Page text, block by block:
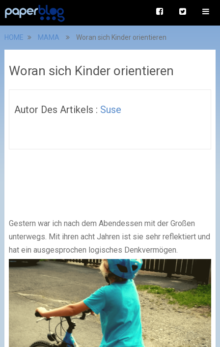
HOME MAMA Woran sich Kinder orientieren
Woran sich Kinder orientieren
Autor Des Artikels : Suse
Gestern war ich nach dem Abendessen mit der Großen
unterwegs. Mit ihren acht Jahren ist sie sehr reflektiert und
hat ein ausgesprochen logisches Denkvermögen.